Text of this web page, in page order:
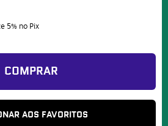
5% no Pix
COMPRAR
AOS FAVORITOS